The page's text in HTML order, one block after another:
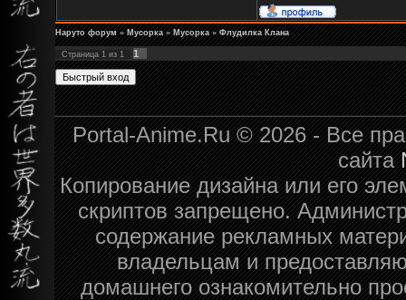
Наруто форум » Мусорка » Мусорка » Флудилка Клана
Страница 1 из 1 1
Portal-Anime.Ru © 2026 - Все
сайта
Копирование дизайна или его
скриптов запрещено.
содержание рекламных
владельцам и
домашнего ознакомительно